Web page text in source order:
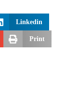
Linkedin
Print